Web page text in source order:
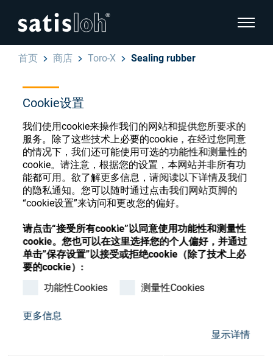
Cookie设置
我们使用cookie来操作我们的网站和提供您所要求的
服务。除了这些技术上必要的cookie，在经过您同意
的情况下，我们还可能使用可选的功能性和测量性的
cookie。请注意，根据您的设置，本网站并非所有功
能都可用。欲了解更多信息，请阅读以下详情及我们
的隐私通知。您可以随时通过点击我们网站页脚的
“cookie设置”来访问和更改您的偏好。
请点击“接受所有cookie”以同意使用功能性和测量性
cookie。您也可以在这里选择您的个人偏好，并通过
单击”保存设置”以接受或拒绝cookie（除了技术上必
要的cockie）:
功能性Cookies
测量性Cookies
更多信息
显示详情
显示页
汉语
眼镜光学
精密光学
我们是谁
加入我们
English
Deutsch
Español
Français
首页 商店 Toro-X Sealing rubber
眼镜光学耗材商店
注册或登录以访问您的帐户，并了解我们的各
种眼镜光学耗材
注册 登录